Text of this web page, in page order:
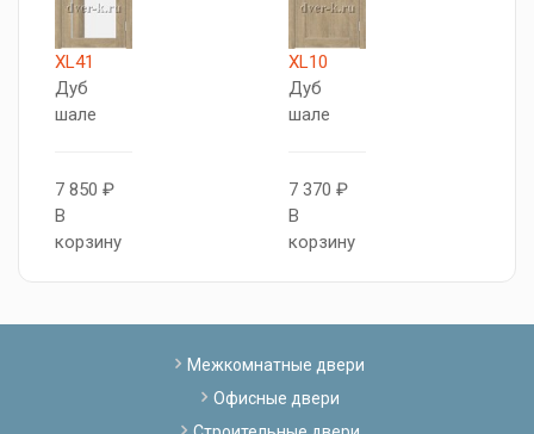
XL41
Дуб
шале
7 850 ₽
В
корзину
XL10
Дуб
шале
7 370 ₽
В
корзину
Межкомнатные двери
Офисные двери